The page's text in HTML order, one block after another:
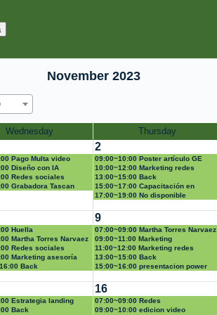
November 2023
Wednesday Thursday
Pago Multa video
Diseño con IA
Redes sociales
Grabadora Tascan
2
09:00~10:00 Poster artículo GE
10:00~12:00 Marketing redes
13:00~15:00 Back
15:00~17:00 Capacitación en
póster académico
17:00~19:00 No disponible
Huella
Martha Torres Narvaez
Redes sociales
Marketing asesoría
Back
9
07:00~09:00 Martha Torres Narvaez
09:00~11:00 Marketing
11:00~12:00 Marketing redes
13:00~15:00 Back
15:00~16:00 presentacion power
Estrategia landing
Back
16
07:00~09:00 Redes
09:00~10:00 edicion video